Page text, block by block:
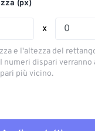
(px)
x
e l'altezza del
numeri dispari
più vicino.